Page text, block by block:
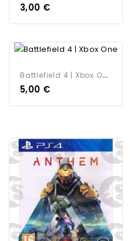
3,00 €
B
Attlefield 4 | Xbox One
5,00 €